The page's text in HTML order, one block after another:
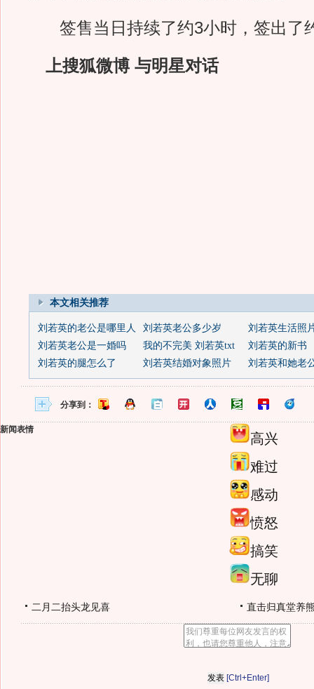
签售当日持续了约3小时，签出了
上搜狐微博 与明星对话
本文相关推荐
刘若英的老公是哪里人 刘若英老公多少岁
刘若英生活照
刘若英老公是一婚吗
我的不完美 刘若英txt
刘若英的新书
刘若英的腿怎么了
刘若英结婚对象照片 刘若英和她老
分享到：
新闻表情
高兴
难过
感动
愤怒
搞笑
无聊
二月二抬头龙见喜 直击归真堂养
[Ctrl+Enter]